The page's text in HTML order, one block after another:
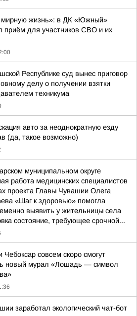
мирную жизнь»: в ДК «Южный»
приём для участников СВО и их
Республике суд вынес приговор
делу о получении взятки
техникума
авто за неоднократную езду
(да, такое возможно)
муниципальном округе
работа медицинских специалистов
проекта Главы Чувашии Олега
«Шаг к здоровью» помогла
выявить у жительницы села
состояние, требующее срочной...
совсем скоро смогут
новый мурал «Лошадь — символ
заработал экологический чат-бот